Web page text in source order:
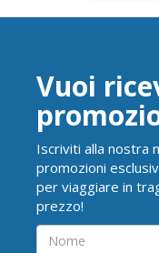
Vuoi
Iscriviti alla nostra
promozioni
per viaggiare in
prezzo!